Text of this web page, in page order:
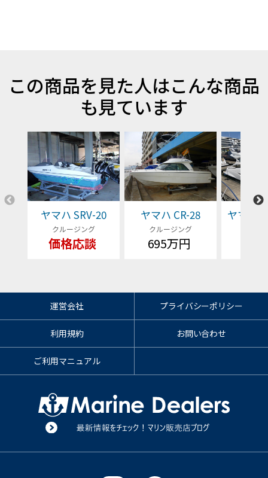
この商品を見た人はこんな商品
も見ています
ヤマハ SRV-20
クルージング
価格応談
ヤマハ CR-28
クルージング
695万円
ヤマハ
運営会社 プライバシーポリシー
利用規約 お問い合わせ
ご利用マニュアル